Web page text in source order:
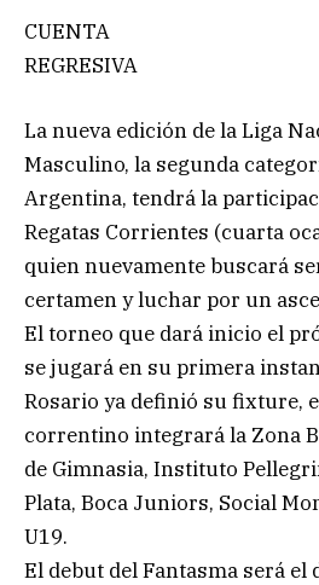
CUENTA
REGRESIVA
La nueva edición de la Liga
Masculino, la segunda
Argentina, tendrá la
Regatas Corrientes (cuarta
quien nuevamente buscará
certamen y luchar por un
El torneo que dará inicio el
se jugará en su primera
Rosario ya definió su fixture,
correntino integrará la Zona
de Gimnasia, Instituto
Plata, Boca Juniors, Social
U19.
El debut del Fantasma será el